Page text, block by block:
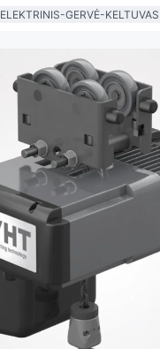
ELEKTRINIS-GERVĖ-KELTUVAS